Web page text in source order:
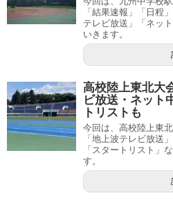
「結果速報」「日程
テレビ放送」「ネッ
いきます。
高校陸上東北大
ビ放送・ネット
トリストも
今回は、高校陸上東
「地上波テレビ放送
「スタートリスト」
す。